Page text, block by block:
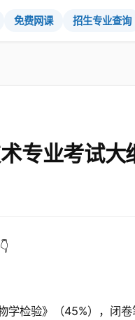
免费网课 招生专业查询
专业考试大
检验》（45%），闭卷